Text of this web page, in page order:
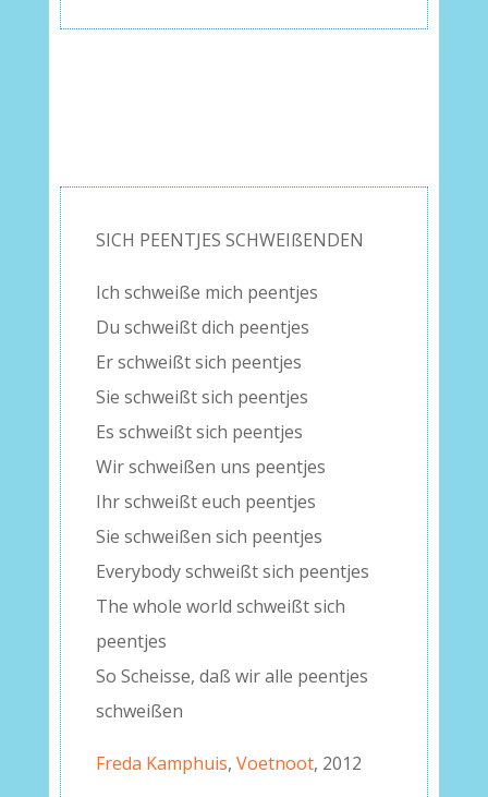
SICH PEENTJES SCHWEIßENDEN
Ich schweiße mich peentjes
Du schweißt dich peentjes
Er schweißt sich peentjes
Sie schweißt sich peentjes
Es schweißt sich peentjes
Wir schweißen uns peentjes
Ihr schweißt euch peentjes
Sie schweißen sich peentjes
Everybody schweißt sich peentjes
The whole world schweißt sich
peentjes
So Scheisse, daß wir alle peentjes
schweißen
Freda Kamphuis, Voetnoot, 2012